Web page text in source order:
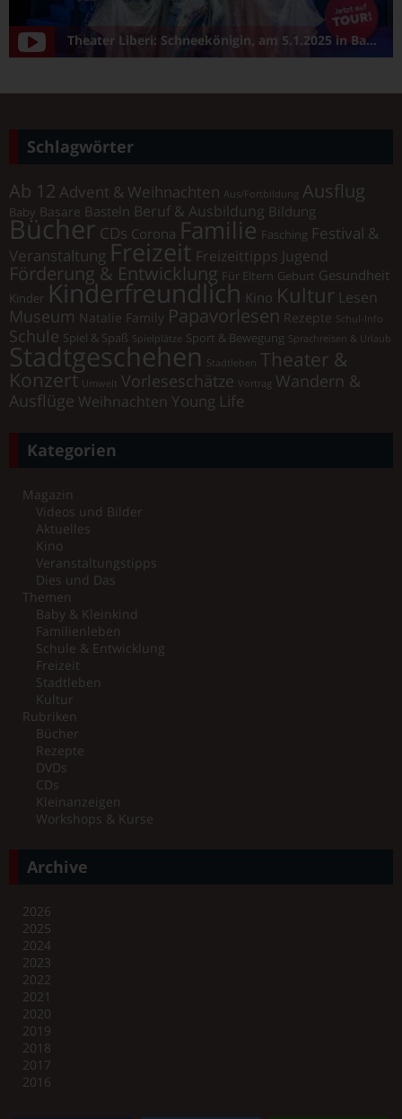
Theater Liberi: Schneekönigin, am 5.1.2025 in Bamberg/Konzerthalle
Schlagwörter
Ab 12 Advent & Weihnachten Aus/Fortbildung Ausflug
Baby Basare Basteln Beruf & Ausbildung Bildung
Bücher CDs Corona Familie Fasching Festival &
Veranstaltung Freizeit Freizeittipps Jugend
Förderung & Entwicklung Für Eltern Geburt Gesundheit
Kinder Kinderfreundlich Kino Kultur Lesen
Museum Natalie Family Papavorlesen Rezepte Schul-Info
Schule Spiel & Spaß Spielplätze Sport & Bewegung Sprachreisen & Urlaub
Stadtgeschehen Stadtleben Theater &
Konzert Umwelt Vorleseschätze Vortrag Wandern &
Ausflüge Weihnachten Young Life
Kategorien
Magazin
Videos und Bilder
Aktuelles
Kino
Veranstaltungstipps
Dies und Das
Themen
Baby & Kleinkind
Familienleben
Schule & Entwicklung
Freizeit
Stadtleben
Kultur
Rubriken
Bücher
Rezepte
DVDs
CDs
Kleinanzeigen
Workshops & Kurse
Archive
2026
2025
2024
2023
2022
2021
2020
2019
2018
2017
2016